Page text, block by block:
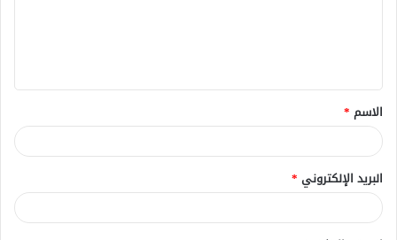
ق
*
الاسم *
البريد الإلكتروني *